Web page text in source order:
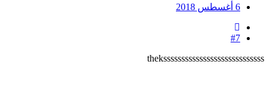
6 أغسطس 2018
#7
thekssssssssssssssssssssssssssss